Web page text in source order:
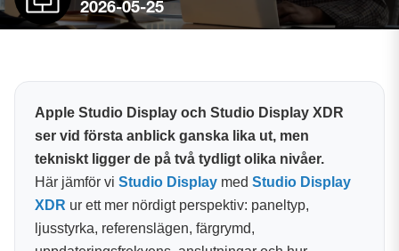
2026-05-25
Apple Studio Display och Studio Display XDR
ser vid första anblick ganska lika ut, men
tekniskt ligger de på två tydligt olika nivåer.
Här jämför vi Studio Display med Studio Display
XDR ur ett mer nördigt perspektiv: paneltyp,
ljusstyrka, referenslägen, färgrymd,